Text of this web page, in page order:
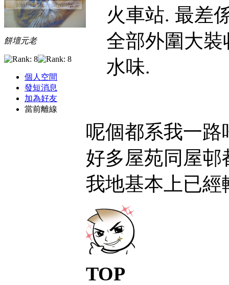
餅壇元老
個人空間
發短消息
加為好友
當前離線
火車站. 最差
全部外圍大
水味.
呢個都系我一
好多屋苑同屋
我地基本上已
TOP